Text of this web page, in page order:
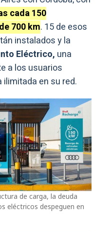
cada 150
700 km. 15 de esos
instalados y la
Eléctrico, una
a los usuarios
en su red.
de carga, la deuda
eléctricos despeguen en